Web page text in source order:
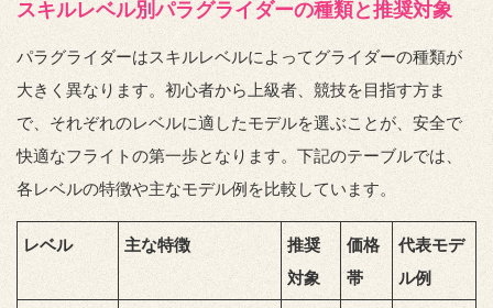
スキルレベル別パラグライダーの種類と推奨対象
パラグライダーはスキルレベルによってグライダーの種類が
大きく異なります。初心者から上級者、競技を目指す方ま
で、それぞれのレベルに適したモデルを選ぶことが、安全で
快適なフライトの第一歩となります。下記のテーブルでは、
各レベルの特徴や主なモデル例を比較しています。
レベル 主な特徴
推奨
対象
価格
帯
代表モデ
ル例